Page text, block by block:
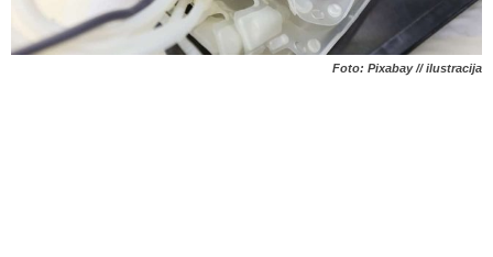
Foto: Pixabay // ilustracija